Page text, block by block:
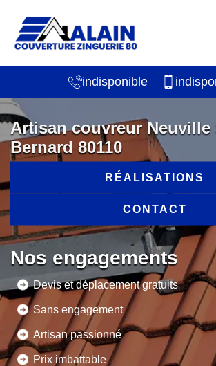
indisponible
Artisan couvreur Neuville
Bernard 80110
RÉALISATIONS
CONTACT
Nos engagements
Devis et déplacement gratuits
Sans engagement
Artisan passionné
Prix imbattable